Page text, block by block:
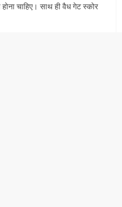
होना चाहिए। साथ ही वैध गेट स्‍कोर